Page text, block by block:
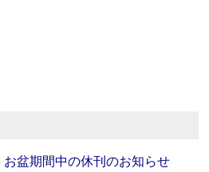
お盆期間中の休刊のお知らせ